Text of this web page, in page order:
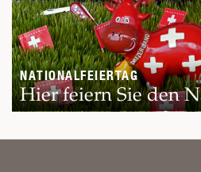
NATIONALFEIERTAG
Hier feiern Sie den